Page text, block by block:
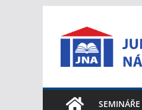
SEMINÁŘE